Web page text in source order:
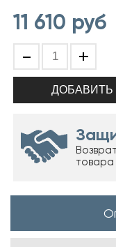
11 610 руб
- +